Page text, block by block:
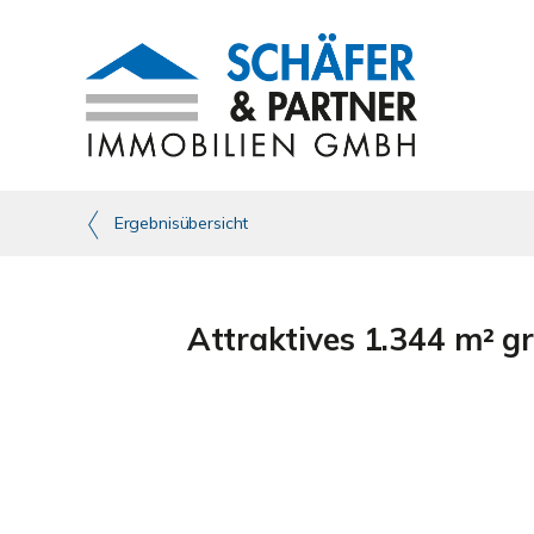
Ergebnisübersicht
Attraktives 1.344 m²